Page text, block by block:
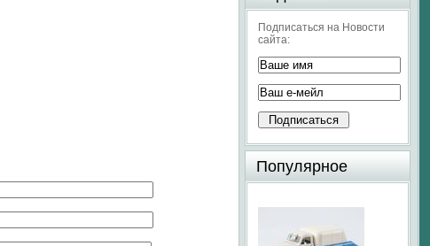
Подписаться на Новости
сайта:
Популярное